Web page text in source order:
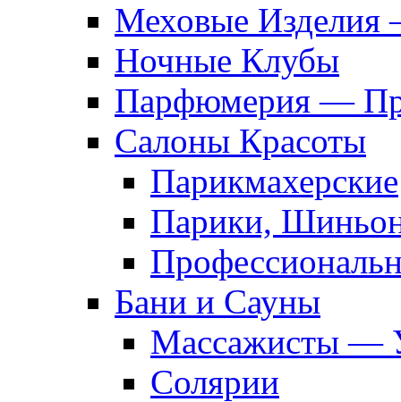
Меховые Изделия
Ночные Клубы
Парфюмерия —
Салоны Красоты
Парикмахерские
Парики,
Бани и Сауны
Массажисты —
Солярии